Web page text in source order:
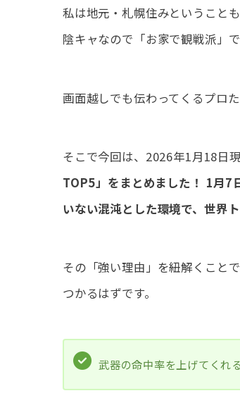
私は地元・札幌住みということ
陰キャなので「お家で観戦派」で
画面越しでも伝わってくるプロ
そこで今回は、2026年1月18日
TOP5」をまとめました！ 1月7
いない混沌とした環境で、世界
その「強い理由」を紐解くこと
つかるはずです。
武器の命中率を上げてくれ